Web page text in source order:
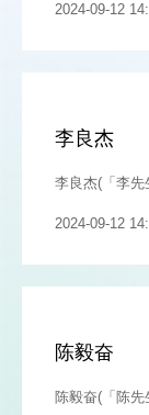
2024-09-12
李良杰
李良杰(「李
2024-09-12
陈毅奋
陈毅奋(「陈先